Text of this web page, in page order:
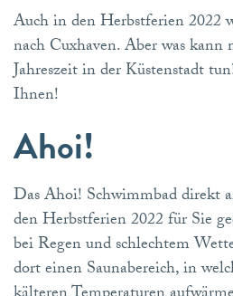
Auch in den Herbstferien 2022
nach Cuxhaven. Aber was kann
Jahreszeit in der Küstenstadt
Ihnen!
Ahoi!
Das Ahoi! Schwimmbad direkt
den Herbstferien 2022 für Sie
bei Regen und schlechtem
dort einen Saunabereich, in